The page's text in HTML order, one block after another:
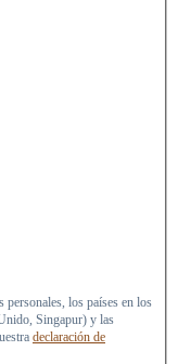
los países en los
Singapur) y las
declaración de